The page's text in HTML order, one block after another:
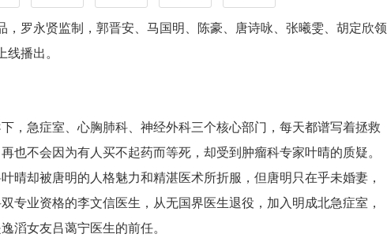
罗永贤监制，郭晋安、马国明、陈豪、唐诗咏、张曦雯、胡定欣领
播出。
，急症室、心胸肺科、神经外科三个核心部门，每天都谱写着拯救
也不会因为有人买不起药而等死，却受到肿瘤科专家叶晴的质疑。
晴却被唐明的人格魅力和精湛医术所折服，但唐明只在乎未婚妻，
专业资格的李文信医生，从无国界医生退役，加入明成北急症室，
滔女友吕蔼宁医生的前任。